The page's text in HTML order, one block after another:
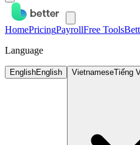
HomePricingPayrollFree Tools
Language
EnglishEnglish VietnameseTiếng